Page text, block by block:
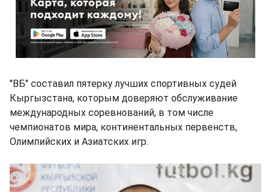
"ВБ" составил пятерку лучших спортивных судей
Кыргызстана, которым доверяют обслуживание
международных соревнований, в том числе
чемпионатов мира, континентальных первенств,
Олимпийских и Азиатских игр.